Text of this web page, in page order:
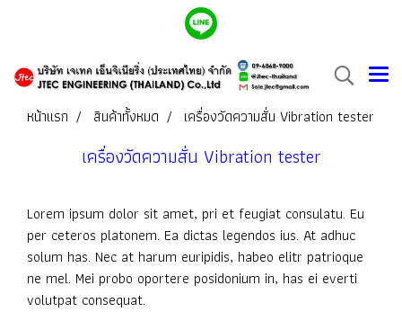
หน้าแรก สินค้าทั้งหมด เครื่องวัดความสั่น Vibration tester
เครื่องวัดความสั่น Vibration tester
Lorem ipsum dolor sit amet, pri et feugiat consulatu. Eu
per ceteros platonem. Ea dictas legendos ius. At adhuc
solum has. Nec at harum euripidis, habeo elitr patrioque
ne mel. Mei probo oportere posidonium in, has ei everti
volutpat consequat.